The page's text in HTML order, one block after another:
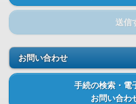
送信
お問い合わせ
手続の検索・電
お問い合わ